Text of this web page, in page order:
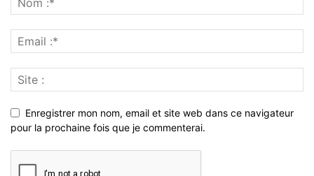
Enregistrer mon nom, email et site web dans ce navigateur
pour la prochaine fois que je commenterai.